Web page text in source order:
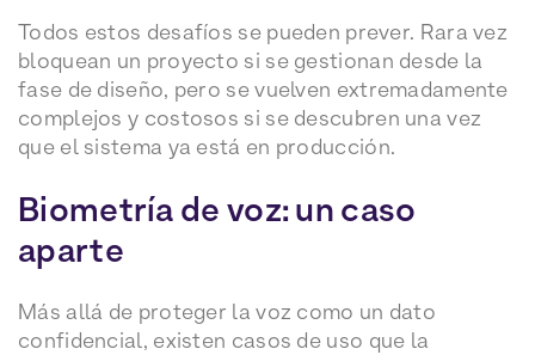
Todos estos desafíos se pueden prever. Rara vez
bloquean un proyecto si se gestionan desde la
fase de diseño, pero se vuelven extremadamente
complejos y costosos si se descubren una vez
que el sistema ya está en producción.
Biometría de voz: un caso
aparte
Más allá de proteger la voz como un dato
confidencial, existen casos de uso que la